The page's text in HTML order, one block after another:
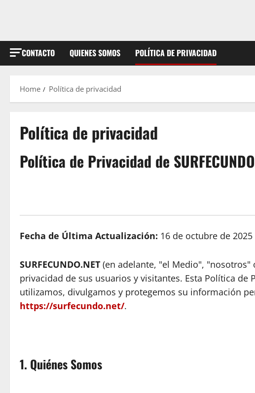
CONTACTO QUIENES SOMOS POLÍTICA DE PRIVACIDAD
Home Política de privacidad
Política de privacidad
Política de Privacidad de
Fecha de Última Actualización: 16 de octubre de 2025
SURFECUNDO.NET (en adelante, "el Medio",
privacidad de sus usuarios y visitantes. Esta Política
utilizamos, divulgamos y protegemos su información
https://surfecundo.net/.
1. Quiénes Somos